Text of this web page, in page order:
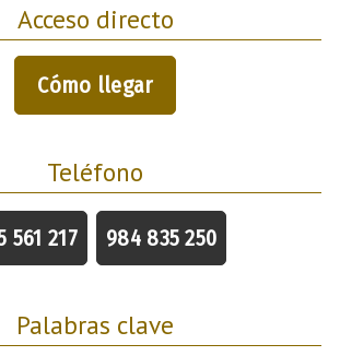
Acceso directo
Cómo llegar
Teléfono
561 217 984 835 250
Palabras clave